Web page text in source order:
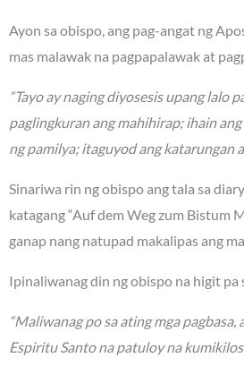
Ayon sa obispo, ang pag-angat ng
mas malawak na pagpapalawak at
“Tayo ay naging diyosesis upang
paglingkuran ang mahihirap; ihain
ng pamilya; itaguyod ang katarungan
Sinariwa rin ng obispo ang tala sa
katagang “Auf dem Weg zum Bistum
ganap nang natupad makalipas ang
Ipinaliwanag din ng obispo na higit
“Maliwanag po sa ating mga
Espiritu Santo na patuloy na kumikilos